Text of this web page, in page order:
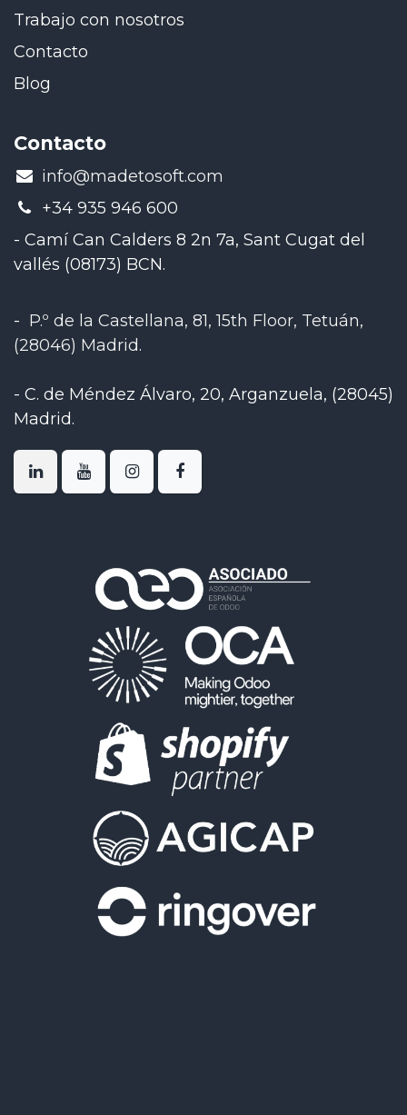
Trabajo con nosotros
Contacto
Blog
Contacto
​info@madetosoft.com
+34 935 946 600
- Camí Can Calders 8 2n 7a, Sant Cugat del
vallés (08173) BCN.
- P.º de la Castellana, 81, 15th Floor, Tetuán,
(28046) Madrid.
- C. de Méndez Álvaro, 20, Arganzuela, (28045)
Madrid.